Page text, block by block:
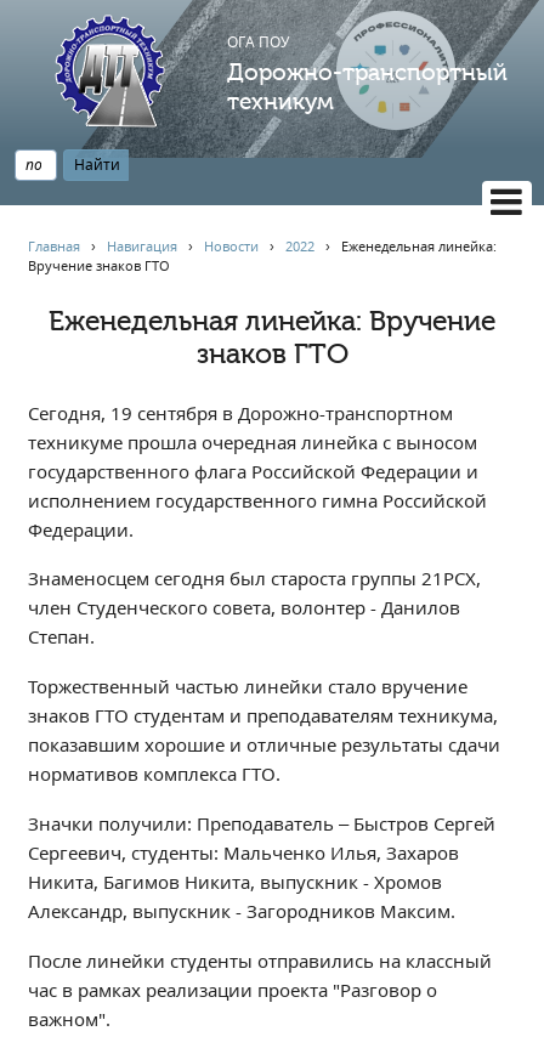
ОГА ПОУ
Дорожно-транспортный
техникум
НАВИГАЦИЯ
Главная
Профессионалитет
Опрос по качеству образования
Новости
Наблюдательный совет
Информация
Профориентация
Обращения онлайн
Региональный центр по профилактике ДДТТ
Учебно-производственный комплекс
Центр карьеры
Всероссийское чемпионатное движение
Региональная инновационная площадка
Основные сведения
Структура и органы управления образовательной
Главная › Навигация › Новости ›2022 › Еженедельная линейка:
Вручение знаков ГТО
Еженедельная линейка: Вручение
знаков ГТО
Сегодня, 19 сентября в Дорожно-транспортном
техникуме прошла очередная линейка с выносом
государственного флага Российской Федерации и
исполнением государственного гимна Российской
Федерации.
Знаменосцем сегодня был староста группы 21РСХ,
член Студенческого совета, волонтер - Данилов
Степан.
Торжественный частью линейки стало вручение
знаков ГТО студентам и преподавателям техникума,
показавшим хорошие и отличные результаты сдачи
нормативов комплекса ГТО.
Значки получили: Преподаватель – Быстров Сергей
Сергеевич, студенты: Мальченко Илья, Захаров
Никита, Багимов Никита, выпускник - Хромов
Александр, выпускник - Загородников Максим.
После линейки студенты отправились на классный
час в рамках реализации проекта "Разговор о
важном".